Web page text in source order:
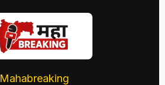
Mahabreaking